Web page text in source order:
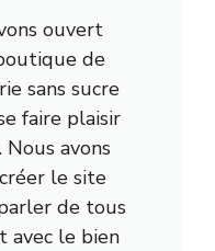
ouvert
de
sans sucre
faire plaisir
avons
le site
de tous
avec le bien